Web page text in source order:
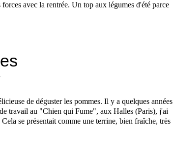
avec la rentrée. Un top aux légumes d'été parce
de déguster les pommes. Il y a quelques années
travail au "Chien qui Fume", aux Halles (Paris), j'ai
se présentait comme une terrine, bien fraîche, très